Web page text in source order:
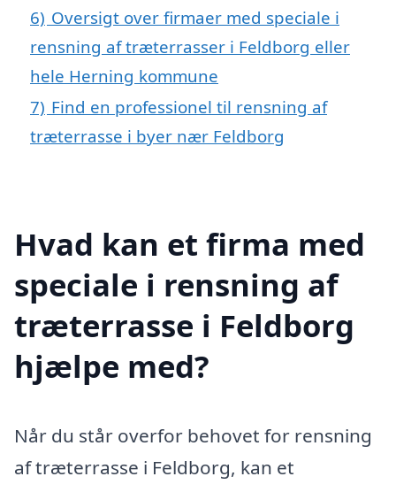
6) Oversigt over firmaer med speciale i
rensning af træterrasser i Feldborg eller
hele Herning kommune
7) Find en professionel til rensning af
træterrasse i byer nær Feldborg
Hvad kan et firma med
speciale i rensning af
træterrasse i Feldborg
hjælpe med?
Når du står overfor behovet for rensning
af træterrasse i Feldborg, kan et